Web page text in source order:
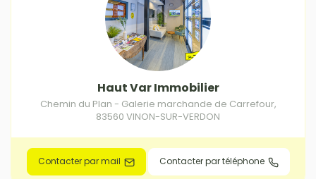
Haut Var Immobilier
Chemin du Plan - Galerie marchande de Carrefour,
83560 VINON-SUR-VERDON
Contacter par mail Contacter par téléphone